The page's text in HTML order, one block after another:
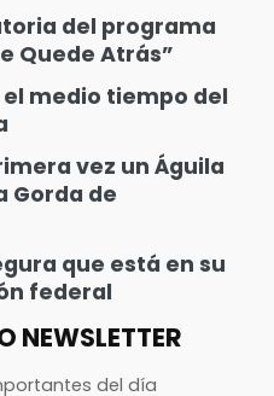
del programa
Quede Atrás”
medio tiempo del
vez un Águila
Gorda de
que está en su
federal
NEWSLETTER
del día